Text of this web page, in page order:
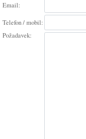
Email:
Telefon / mobil:
Požadavek: